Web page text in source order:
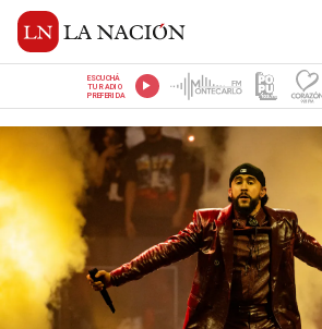
ESCUCHÁ
TU RADIO
PREFERIDA